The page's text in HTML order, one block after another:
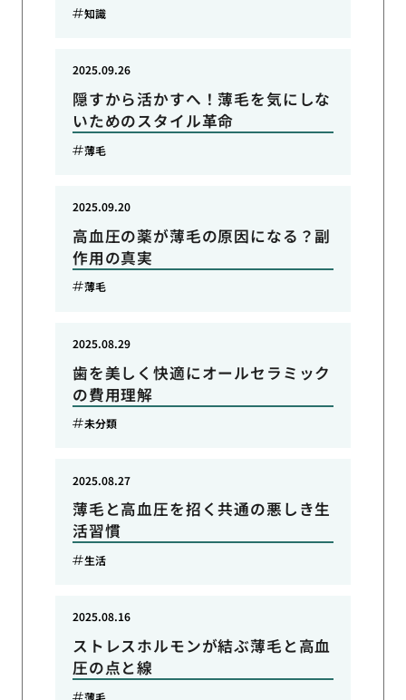
知識
隠すから活かすへ！薄毛を気にしな
いためのスタイル革命
2025.09.26
薄毛
高血圧の薬が薄毛の原因になる？副
作用の真実
2025.09.20
薄毛
歯を美しく快適にオールセラミック
の費用理解
2025.08.29
未分類
薄毛と高血圧を招く共通の悪しき生
活習慣
2025.08.27
生活
ストレスホルモンが結ぶ薄毛と高血
圧の点と線
2025.08.16
薄毛